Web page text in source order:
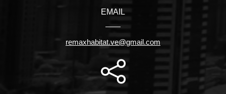
EMAIL
remaxhabitat.ve@gmail.com